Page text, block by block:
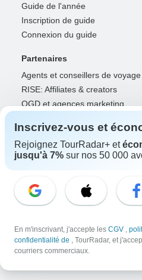
Guide de l'année
Inscription de guide
Connexion du guide
Partenaires
Agents et conseillers de voyage
RISE: Affiliates & creators
OGD et agences marketing
Connexion des partenaires
Assistance
Centre d'aide
France +33 7 56 79 68 87
Sélectionnez la langue
EN DE
Inscrivez-vous et
Rejoignez TourRadar+ et
jusqu'à 7% sur nos 50 000
En m'inscrivant, j'accepte les CGV ,
confidentialité de , TourRadar, et
courriers commerciaux.